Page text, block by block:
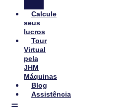
Calcule
seus
lucros
Tour
Virtual
pela
JHM
Máquinas
Blog
Assistência